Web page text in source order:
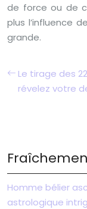
de force ou de
plus l’influence
grande.
Le tirage des
révelez votre
Homme bélier
astrologique